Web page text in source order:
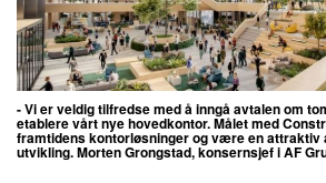
- Vi er veldig tilfredse med å inngå avtalen om
etablere vårt nye hovedkontor. Målet med
framtidens kontorløsninger og være en
utvikling. Morten Grongstad, konsernsjef i AF